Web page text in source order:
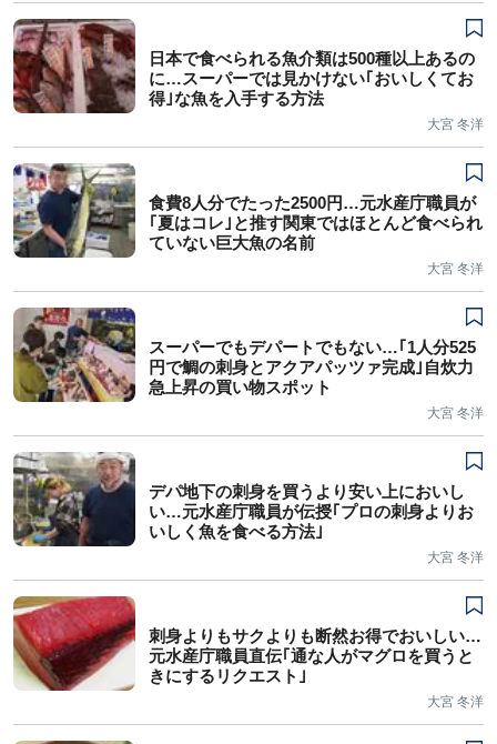
日本で食べられる魚介類は500種以上あるの
に…スーパーでは見かけない｢おいしくてお
得｣な魚を入手する方法
大宮 冬洋
食費8人分でたった2500円…元水産庁職員が
｢夏はコレ｣と推す関東ではほとんど食べられ
ていない巨大魚の名前
大宮 冬洋
スーパーでもデパートでもない…｢1人分525
円で鯛の刺身とアクアパッツァ完成｣自炊力
急上昇の買い物スポット
大宮 冬洋
デパ地下の刺身を買うより安い上においし
い…元水産庁職員が伝授｢プロの刺身よりお
いしく魚を食べる方法｣
大宮 冬洋
刺身よりもサクよりも断然お得でおいしい…
元水産庁職員直伝｢通な人がマグロを買うと
きにするリクエスト｣
大宮 冬洋